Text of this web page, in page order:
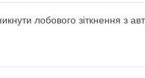
лобового зіткнення з